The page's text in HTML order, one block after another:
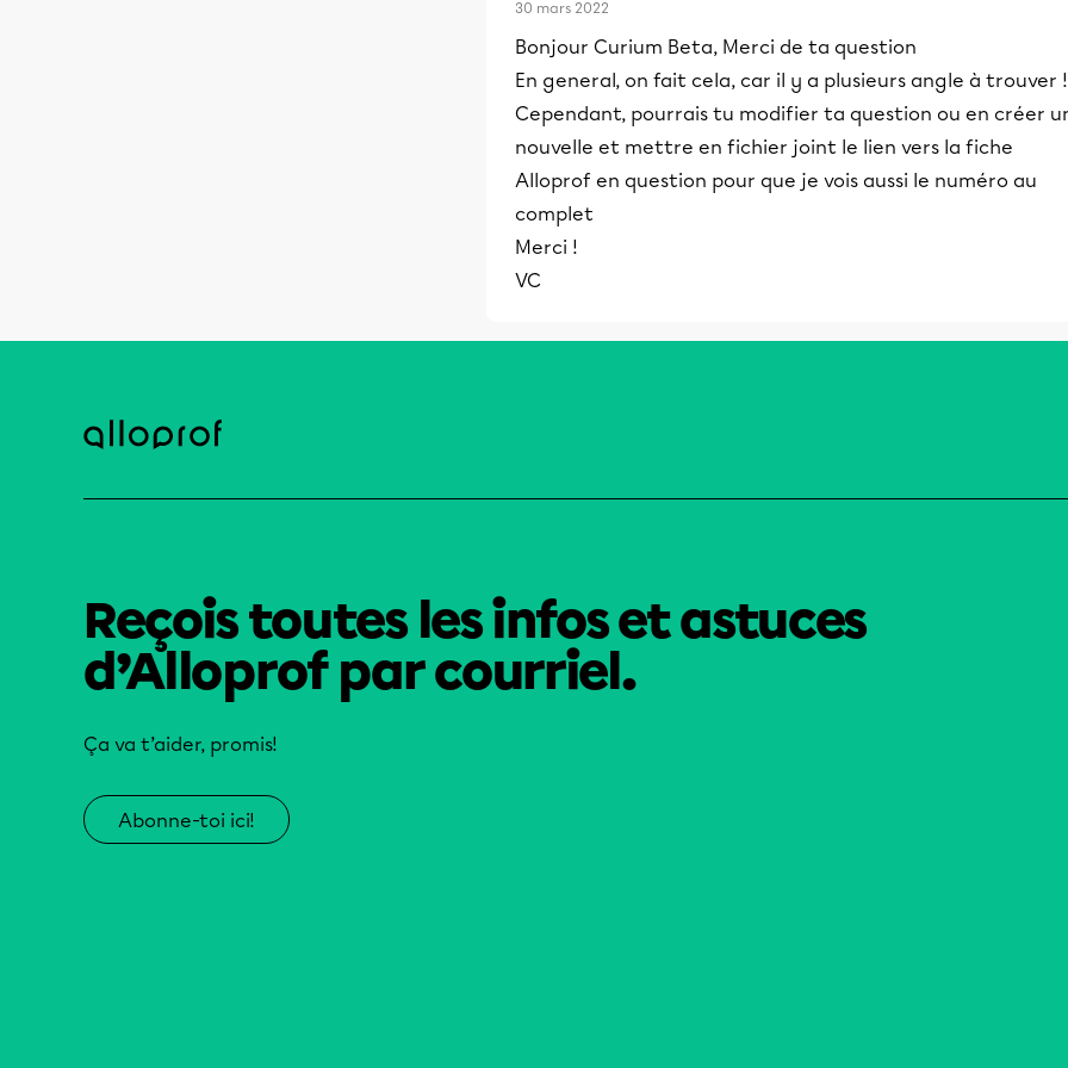
30 mars 2022
Bonjour Curium Beta, Merci de ta question
En general, on fait cela, car il y a plusieurs angle à trouver !
Cependant, pourrais tu modifier ta question ou en créer
nouvelle et mettre en fichier joint le lien vers la fiche
Alloprof en question pour que je vois aussi le numéro au
complet
Merci !
VC
Reçois toutes les infos et astuces
d’Alloprof par courriel.
Ça va t’aider, promis!
Abonne-toi ici!